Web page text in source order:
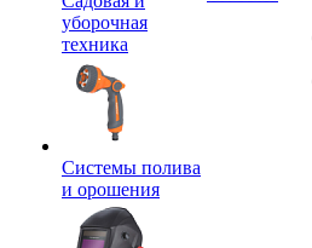
уборочная
техника
Системы полива
и орошения